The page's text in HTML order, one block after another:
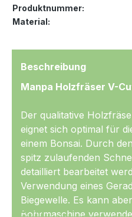
Produktnummer:
Material:
Beschreibung
Manpa Holzfräser V-
Der qualitative
eignet sich optimal für
einem Bonsai. Durch
spitz zulaufenden
detailliert bearbeitet
Verwendung eines
Biegewelle. Es kann
Bohrmaschine
Mehr